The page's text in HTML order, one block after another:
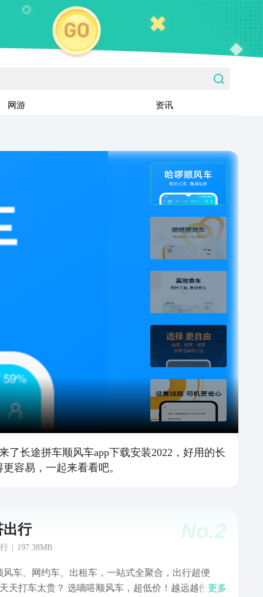
网游 资讯
长途拼车顺风车app下载安装2022，好用的长
容易，一起来看看吧。
No.2
出行
197.38MB
风车、网约车、出租车，一站式全聚合，出行超便
天打车太贵？ 选嘀嗒顺风车，超低价！越远越便更多